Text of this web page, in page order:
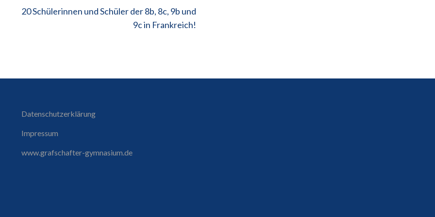
20 Schülerinnen und Schüler der 8b, 8c, 9b und
9c in Frankreich!
Datenschutzerklärung
Impressum
www.grafschafter-gymnasium.de